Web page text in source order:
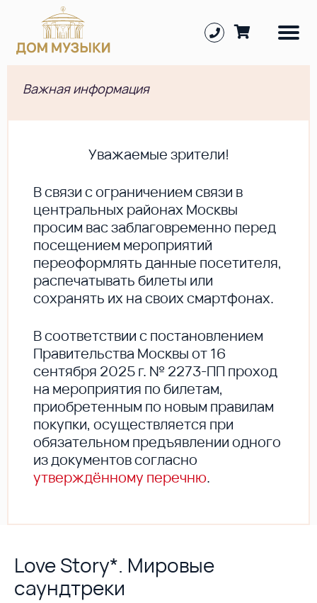
Важная информация
Уважаемые зрители!
В cвязи с ограничением связи в
центральных районах Москвы
просим вас заблаговременно перед
посещением мероприятий
переоформлять данные посетителя,
распечатывать билеты или
сохранять их на своих смартфонах.
В соответствии с постановлением
Правительства Москвы от 16
сентября 2025 г. № 2273-ПП проход
на мероприятия по билетам,
приобретенным по новым правилам
покупки, осуществляется при
обязательном предъявлении одного
из документов согласно
утверждённому перечню.
Love Story*. Мировые
саундтреки